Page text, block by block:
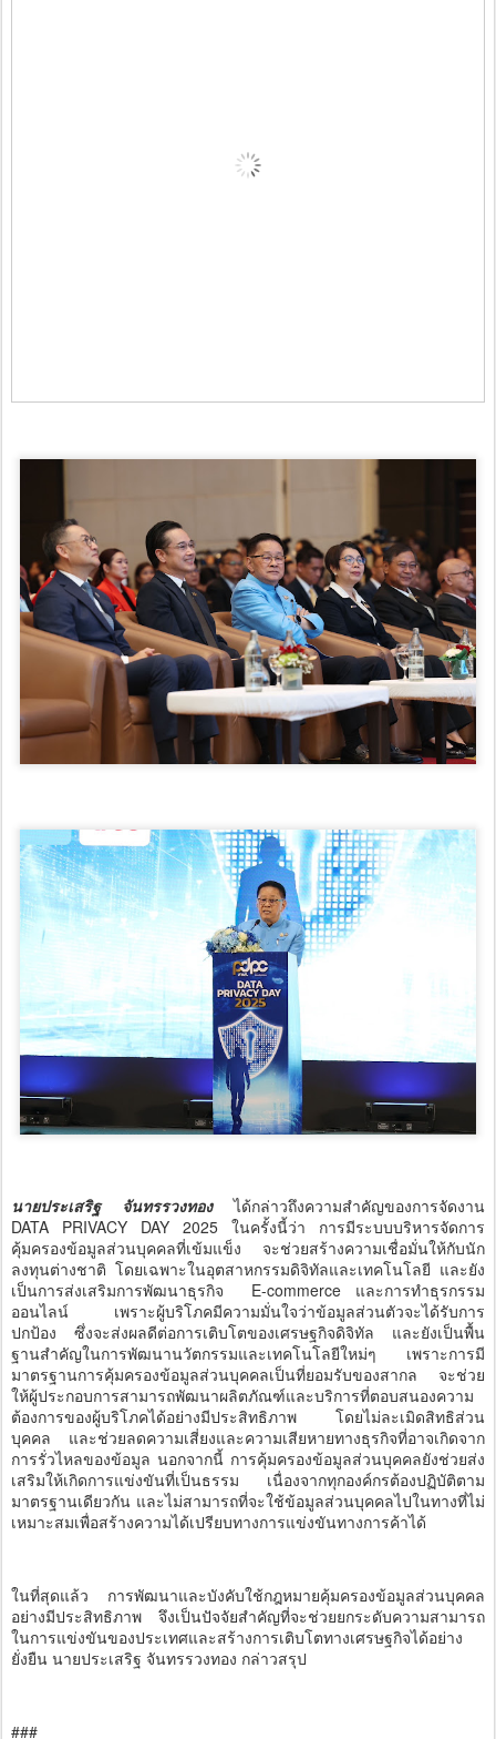
นายประเสริฐ จันทรรวงทองได้กล่าวถึงความสำคัญของการจัดงาน
DATA PRIVACY DAY 2025 ในครั้งนี้ว่า การมีระบบบริหารจัดการ
คุ้มครองข้อมูลส่วนบุคคลที่เข้มแข็ง จะช่วยสร้างความเชื่อมั่นให้กับนัก
ลงทุนต่างชาติ โดยเฉพาะในอุตสาหกรรมดิจิทัลและเทคโนโลยี และยัง
เป็นการส่งเสริมการพัฒนาธุรกิจ E-commerce และการทำธุรกรรม
ออนไลน์ เพราะผู้บริโภคมีความมั่นใจว่าข้อมูลส่วนตัวจะได้รับการ
ปกป้อง ซึ่งจะส่งผลดีต่อการเติบโตของเศรษฐกิจดิจิทัล และยังเป็นพื้น
ฐานสำคัญในการพัฒนานวัตกรรมและเทคโนโลยีใหม่ๆ เพราะการมี
มาตรฐานการคุ้มครองข้อมูลส่วนบุคคลเป็นที่ยอมรับของสากล จะช่วย
ให้ผู้ประกอบการสามารถพัฒนาผลิตภัณฑ์และบริการที่ตอบสนองความ
ต้องการของผู้บริโภคได้อย่างมีประสิทธิภาพ โดยไม่ละเมิดสิทธิส่วน
บุคคล และช่วยลดความเสี่ยงและความเสียหายทางธุรกิจที่อาจเกิดจาก
การรั่วไหลของข้อมูล นอกจากนี้ การคุ้มครองข้อมูลส่วนบุคคลยังช่วยส่ง
เสริมให้เกิดการแข่งขันที่เป็นธรรม เนื่องจากทุกองค์กรต้องปฏิบัติตาม
มาตรฐานเดียวกัน และไม่สามารถที่จะใช้ข้อมูลส่วนบุคคลไปในทางที่ไม่
เหมาะสมเพื่อสร้างความได้เปรียบทางการแข่งขันทางการค้าได้
ในที่สุดแล้ว การพัฒนาและบังคับใช้กฎหมายคุ้มครองข้อมูลส่วนบุคคล
อย่างมีประสิทธิภาพ จึงเป็นปัจจัยสำคัญที่จะช่วยยกระดับความสามารถ
ในการแข่งขันของประเทศและสร้างการเติบโตทางเศรษฐกิจได้อย่าง
ยั่งยืน นายประเสริฐ จันทรรวงทอง กล่าวสรุป
###